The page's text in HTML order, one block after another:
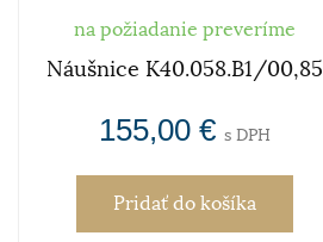
na požiadanie preveríme
Náušnice K40.058.B1/00,85
155,00 € s DPH
Pridaťdo košíka